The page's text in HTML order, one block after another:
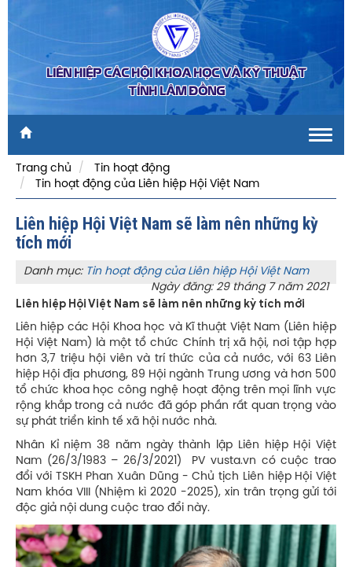
LIÊN HIỆP CÁC HỘI KHOA HỌC VÀ KỸ THUẬT
TỈNH LÂM ĐỒNG
Trang chủ
Tin hoạt động
Tin hoạt động của Liên hiệp Hội Việt Nam
Liên hiệp Hội Việt Nam sẽ làm nên những kỳ
tích mới
Danh mục: Tin hoạt động của Liên hiệp Hội Việt Nam
Ngày đăng: 29 tháng 7 năm 2021
Liên hiệp Hội Việt Nam sẽ làm nên những kỳ tích mới
Liên hiệp các Hội Khoa học và Kĩ thuật Việt Nam (Liên hiệp
Hội Việt Nam) là một tổ chức Chính trị xã hội, nơi tập hợp
hơn 3,7 triệu hội viên và trí thức của cả nước, với 63 Liên
hiệp Hội địa phương, 89 Hội ngành Trung ương và hơn 500
tổ chức khoa học công nghệ hoạt động trên mọi lĩnh vực
rộng khắp trong cả nước đã góp phần rất quan trọng vào
sự phát triển kinh tế xã hội nước nhà.
Nhân Kỉ niệm 38 năm ngày thành lập Liên hiệp Hội Việt
Nam (26/3/1983 – 26/3/2021) PV vusta.vn có cuộc trao
đổi với TSKH Phan Xuân Dũng - Chủ tịch Liên hiệp Hội Việt
Nam khóa VIII (Nhiệm kì 2020 -2025), xin trân trọng gửi tới
độc giả nội dung cuộc trao đổi này.